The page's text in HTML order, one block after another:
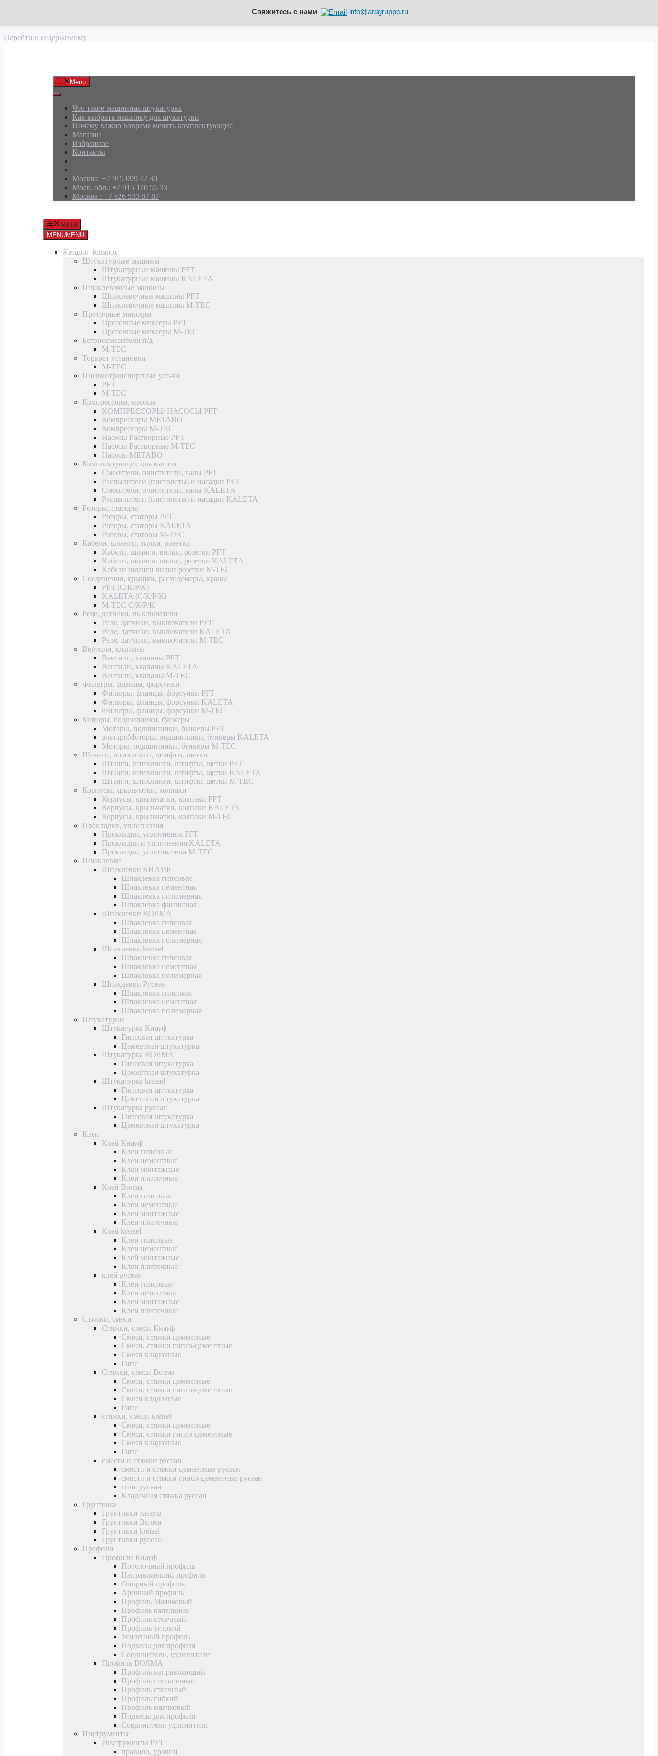
Свяжитесь с нами info@ardgruppe.ru
Перейти к содержимому
Menu
Что такое машинная штукатурка
Как выбрать машинку для шукатурки
Почему важно вовремя менять комплектующие
Магазин
Избранное
Контакты
Москва: +7 915 099 42 30
Моск. обл.: +7 915 170 55 33
Москва : +7 926 533 87 87
Меню
MENUMENU
Каталог товаров
Штукатурные машины
Штукатурные машины PFT
Штукатурные машины KALETA
Шпаклевочные машины
Шпаклевочные машины PFT
Шпаклевочные машины M-TEC
Проточные миксеры
Проточные миксеры PFT
Проточные миксеры M-TEC
Бетоносмесители п/д
M-TEC
Торкрет установки
M-TEC
Пневмотранспортные уст-ки
PFT
M-TEC
Компрессоры, насосы
КОМПРЕССОРЫ/ НАСОСЫ PFT
Компрессоры METABO
Компрессоры M-TEC
Насосы Растворные PFT
Насосы Растворные M-TEC
Насосы METABO
Комплектующие для машин
Смесители, очистители, валы PFT
Распылители (пистолеты) и насадки PFT
Смесители, очистители, валы KALETA
Распылители (пистолеты) и насадки KALETA
Роторы, статоры
Роторы, статоры PFT
Роторы, статоры KALETA
Роторы, статоры M-TEC
Кабели, шланги, вилки, розетки
Кабели, шланги, вилки, розетки PFT
Кабели, шланги, вилки, розетки KALETA
Кабели шланги вилки розетки M-TEC
Соединения, крышки, расходомеры, краны
PFT (С/К/Р/К)
KALETA (С/К/Р/К)
M-TEC С/К/Р/К
Реле, датчики, выключатели
Реле, датчики, выключатели PFT
Реле, датчики, выключатели KALETA
Реле, датчики, выключатели M-TEC
Вентили, клапаны
Вентили, клапаны PFT
Вентили, клапаны KALETA
Вентили, клапаны M-TEC
Фильтры, фланцы, форсунки
Фильтры, фланцы, форсунки PFT
Фильтры, фланцы, форсунки KALETA
Фильтры, фланцы, форсунки M-TEC
Моторы, подшипники, бункеры
Моторы, подшипники, бункеры PFT
элеткроМоторы, подшипники, бункеры KALETA
Моторы, подшипники, бункеры M-TEC
Штанги, штихлинги, штифты, щетки
Штанги, штихлинги, штифты, щетки PFT
Штанги, штихлинги, штифты, щетки KALETA
Штанги, штихлинги, штифты, щетки M-TEC
Корпусы, крыльчатки, колпаки
Корпусы, крыльчатки, колпаки PFT
Корпусы, крыльчатки, колпаки KALETA
Корпусы, крыльчатки, колпаки M-TEC
Прокладки, уплотнения
Прокладки, уплотнения PFT
Прокладки и уплотнения KALETA
Прокладки, уплотнители M-TEC
Шпаклевки
Шпаклевки КНАУФ
Шпаклевка гипсовая
Шпаклевка цементная
Шпаклевка полимерная
Шпаклевка финишная
Шпаклевки ВОЛМА
Шпаклевка гипсовая
Шпаклевка цементная
Шпаклевка полимерная
Шпаклевки kreisel
Шпаклевка гипсовая
Шпаклевка цементная
Шпаклевка полимерная
Шпаклевки Русеан
Шпаклевка гипсовая
Шпаклевка цементная
Шпаклевка полимерная
Штукатурки
Штукатурка Кнауф
Гипсовая штукатурка
Цементная штукатурка
Штукатурка ВОЛМА
Гипсовая штукатурка
Цементная штукатурка
Штукатурка kreisel
Гипсовая штукатурка
Цементная штукатурка
Штукатурка русеан
Гипсовая штукатурка
Цементная штукатурка
Клеи
Клей Кнауф
Клеи гипсовые
Клеи цементные
Клеи монтажные
Клеи плиточные
Клей Волма
Клеи гипсовые
Клеи цементные
Клеи монтажные
Клеи плиточные
Клей kreisel
Клеи гипсовые
Клеи цементные
Клей монтажные
Клеи плиточные
клей русеан
Клеи гипсовые
Клеи цементные
Клеи монтажные
Клеи плиточные
Стяжки, смеси
Стяжки, смеси Кнауф
Смеси, стяжки цементные
Смеси, стяжки гипсо-цементные
Смеси кладочные
Гипс
Стяжки, смеси Волма
Смеси, стяжки цементные
Смеси, стяжки гипсо-цементные
Смеси кладочные
Гипс
стяжки, смеси kreisel
Смеси, стяжки цементные
Смеси, стяжки гипсо-цементные
Смеси кладочные
Гипс
смести и стяжки русеан
смести и стяжки цементные русеан
смести и стяжки гипсо-цементные русеан
гипс русеан
Кладочная стяжка русеан
Грунтовки
Грунтовки Кнауф
Грунтовки Волма
Грунтовки kreisel
Грунтовки русеан
Профили
Профили Кнауф
Потолочный профиль
Направляющий профиль
Опорный профиль
Арочный профиль
Профиль Маячковый
Профиль капельник
Профиль стоечный
Профиль угловой
Усиленный профиль
Подвесы для профиля
Соединители, удлинители
Профиль ВОЛМА
Профиль направляющий
Профиль потолочный
Профиль стоечный
Профиль гибкий
Профиль маячковый
Подвесы для профиля
Соединители удлинители
Инструменты
Инструменты PFT
правило, уровни